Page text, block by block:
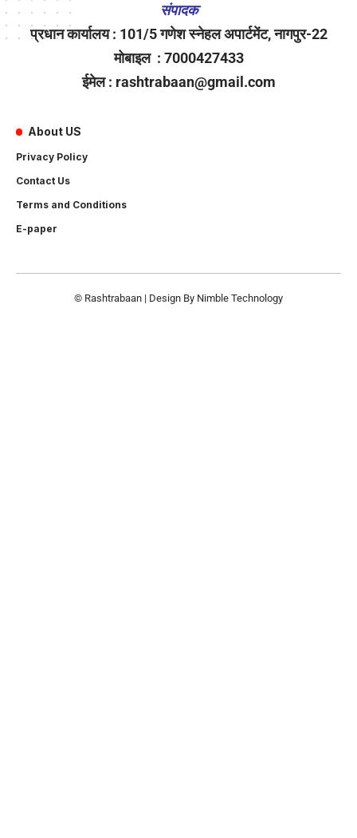
संपादक
प्रधान कार्यालय : 101/5 गणेश स्नेहल अपार्टमेंट, नागपुर-22
मोबाइल : 7000427433
ईमेल : rashtrabaan@gmail.com
About US
Privacy Policy
Contact Us
Terms and Conditions
E-paper
© Rashtrabaan | Design By Nimble Technology